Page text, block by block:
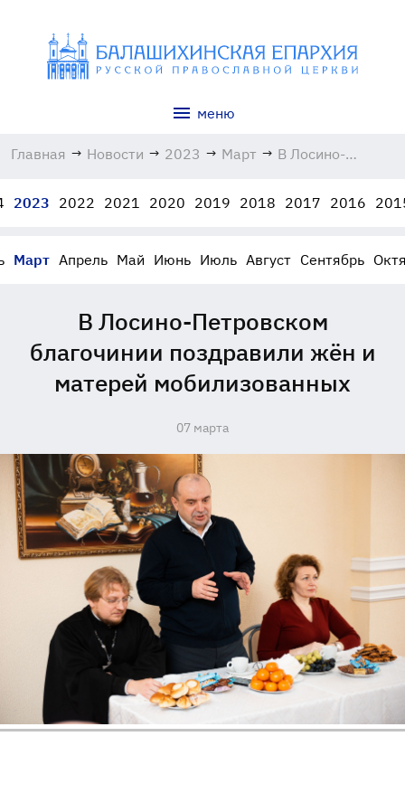
меню
Главная → Новости → 2023 → Март → В Лосино-
поздравили жён
07.03.2023
2023 2022 2021 2020 2019 2018 2017 2016
Март Апрель Май Июнь Июль Август Сентябрь
В Лосино-Петровском
благочинии поздравили жён и
матерей мобилизованных
07 марта